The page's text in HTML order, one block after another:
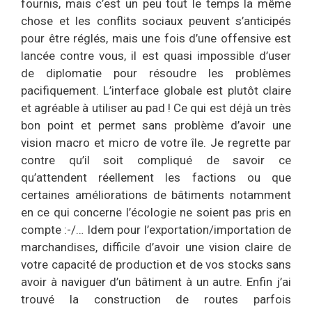
fournis, mais c’est un peu tout le temps la même
chose et les conflits sociaux peuvent s’anticipés
pour être réglés, mais une fois d’une offensive est
lancée contre vous, il est quasi impossible d’user
de diplomatie pour résoudre les problèmes
pacifiquement. L’interface globale est plutôt claire
et agréable à utiliser au pad ! Ce qui est déjà un très
bon point et permet sans problème d’avoir une
vision macro et micro de votre île. Je regrette par
contre qu’il soit compliqué de savoir ce
qu’attendent réellement les factions ou que
certaines améliorations de bâtiments notamment
en ce qui concerne l’écologie ne soient pas pris en
compte :-/… Idem pour l’exportation/importation de
marchandises, difficile d’avoir une vision claire de
votre capacité de production et de vos stocks sans
avoir à naviguer d’un bâtiment à un autre. Enfin j’ai
trouvé la construction de routes parfois